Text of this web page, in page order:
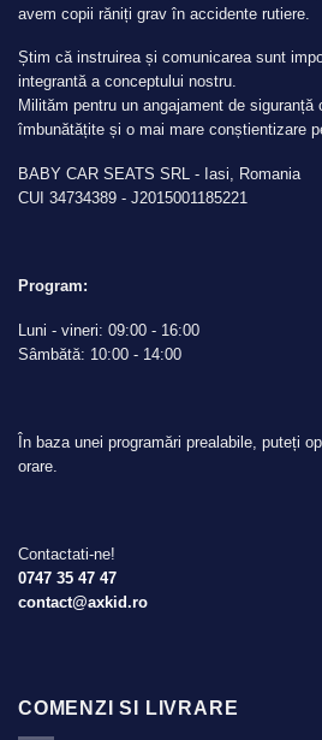
avem copii răniți grav în accidente rutiere.
Știm că instruirea și comunicarea sunt
integrantă a conceptului nostru.
Milităm pentru un angajament de siguranță
îmbunătățite și o mai mare conștientizare
BABY CAR SEATS SRL - Iasi, Romania
CUI 34734389 - J2015001185221
Program:
Luni - vineri: 09:00 - 16:00
Sâmbătă: 10:00 - 14:00
În baza unei programări prealabile, puteți
orare.
Contactati-ne!
0747 35 47 47
contact@axkid.ro
COMENZI SI LIVRARE